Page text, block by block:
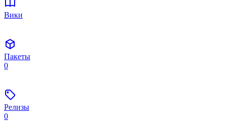
Вики
Пакеты
0
Релизы
0